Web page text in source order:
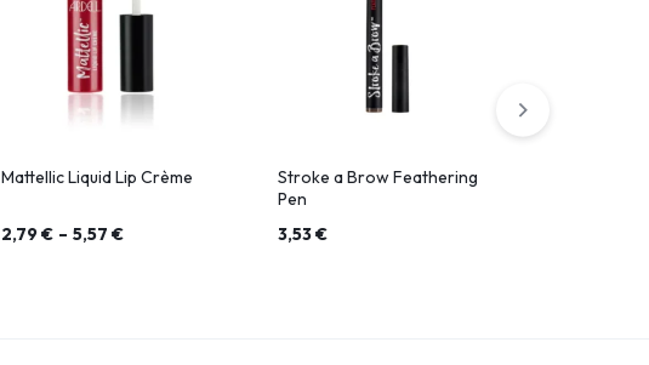
Mattellic Liquid Lip Crème
2,79€ – 5,57 €
Stroke a Brow Feathering
Pen
3,53€